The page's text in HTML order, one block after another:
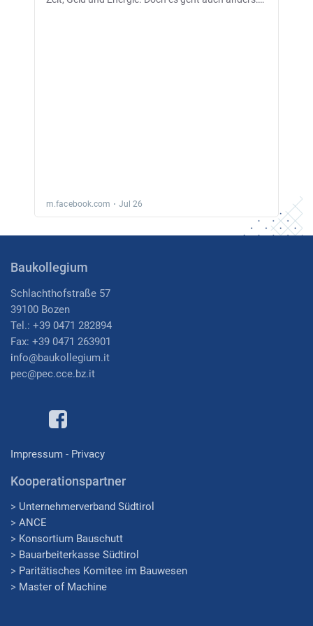
Baukollegium
Schlachthofstraße 57
39100 Bozen
Tel.: +39 0471 282894
Fax: +39 0471 263901
info@baukollegium.it
pec@pec.cce.bz.it
Impressum - Privacy
Kooperationspartner
> Unternehmerverband Südtirol
> ANCE
> Konsortium Bauschutt
> Bauarbeiterkasse Südtirol
> Paritätisches Komitee im Bauwesen
> Master of Machine